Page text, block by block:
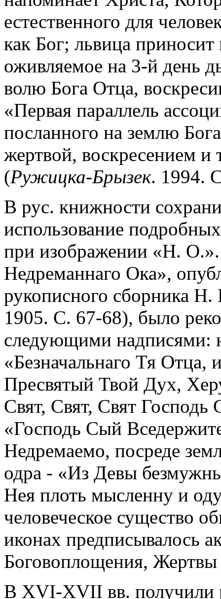
естественного для
как Бог; львица приносит
оживляемое на 3-й день
волю Бога Отца,
«Первая параллель
посланного на землю
жертвой, воскресением
(Ружицка-Брызек. 1994.
В рус. книжности
использование
при изображении «Н.
Недреманнаго Ока»,
рукописного сборника
1905. С. 67-68), было
следующими надписями:
«Безначальнаго Тя Отца,
Пресвятый Твой Дух,
Свят, Свят, Свят Господь
«Господь Сый
Недремаемо, посреде
одра - «Из Девы
Нея плоть мысленну и
человеческое существо
иконах предписывалось
Боговоплощения, Жертвы
В XVI-XVII вв. получили